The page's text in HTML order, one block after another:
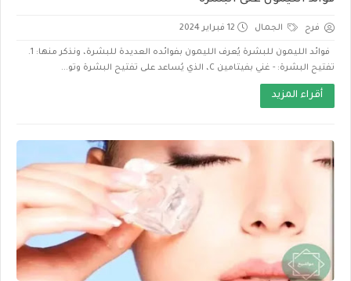
فرح الجمال 12 فبراير 2024
فوائد الليمون للبشرة يُعرف الليمون بفوائده العديدة للبشرة، ونذكر منها: 1.
تفتيح البشرة: - غني بفيتامين C، الذي يُساعد على تفتيح البشرة وتو...
أقراء المزيد